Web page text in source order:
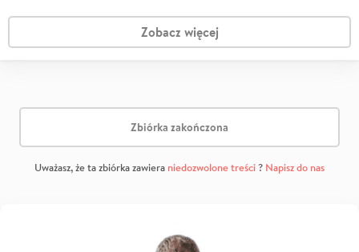
Zobacz więcej
Zbiórka zakończona
Uważasz, że ta zbiórka zawiera niedozwolone treści? Napisz do nas